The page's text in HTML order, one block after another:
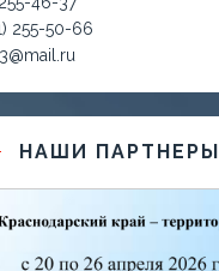
255-50-66
НАШИ ПАРТНЕРЫ